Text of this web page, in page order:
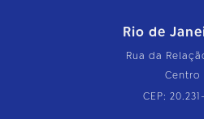
Rio de
Rua da
Centro
CEP: